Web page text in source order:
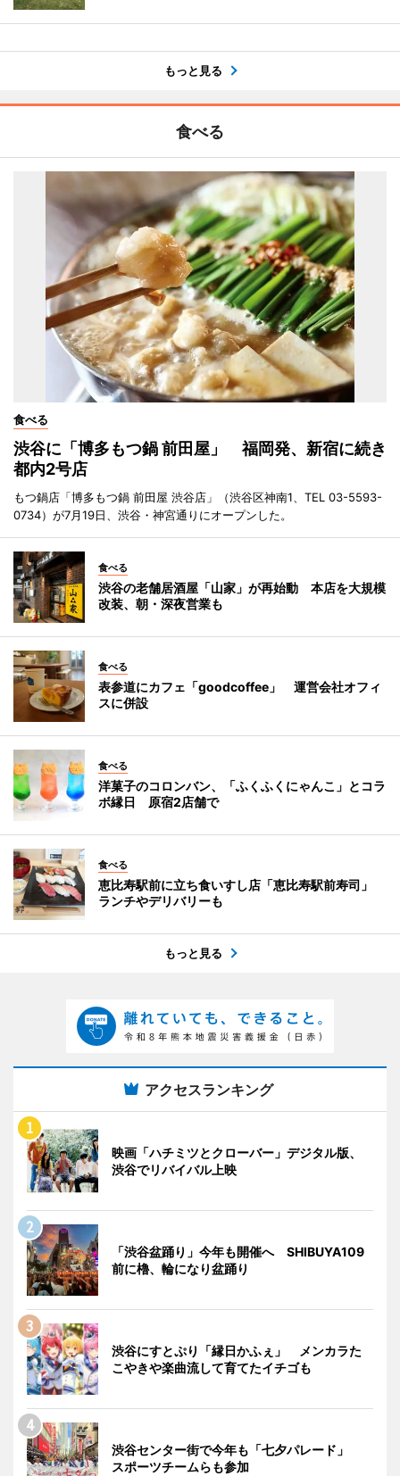
もっと見る
食べる
食べる
渋谷に「博多もつ鍋 前田屋」 福岡発、新宿に続き
都内2号店
もつ鍋店「博多もつ鍋 前田屋 渋谷店」（渋谷区神南1、TEL 03-5593-
0734）が7月19日、渋谷・神宮通りにオープンした。
食べる
渋谷の老舗居酒屋「山家」が再始動 本店を大規模
改装、朝・深夜営業も
食べる
表参道にカフェ「goodcoffee」 運営会社オフィ
スに併設
食べる
洋菓子のコロンバン、「ふくふくにゃんこ」とコラ
ボ縁日 原宿2店舗で
食べる
恵比寿駅前に立ち食いすし店「恵比寿駅前寿司」
ランチやデリバリーも
もっと見る
アクセスランキング
映画「ハチミツとクローバー」デジタル版、
渋谷でリバイバル上映
「渋谷盆踊り」今年も開催へ SHIBUYA109
前に櫓、輪になり盆踊り
渋谷にすとぷり「縁日かふぇ」 メンカラた
こやきや楽曲流して育てたイチゴも
渋谷センター街で今年も「七夕パレード」
スポーツチームらも参加